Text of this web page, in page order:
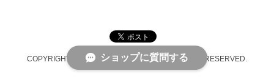
COPYRIGHT © PENCIL ONLINE SHOP ALL RIGHTS RESERVED.
ショップに質問する